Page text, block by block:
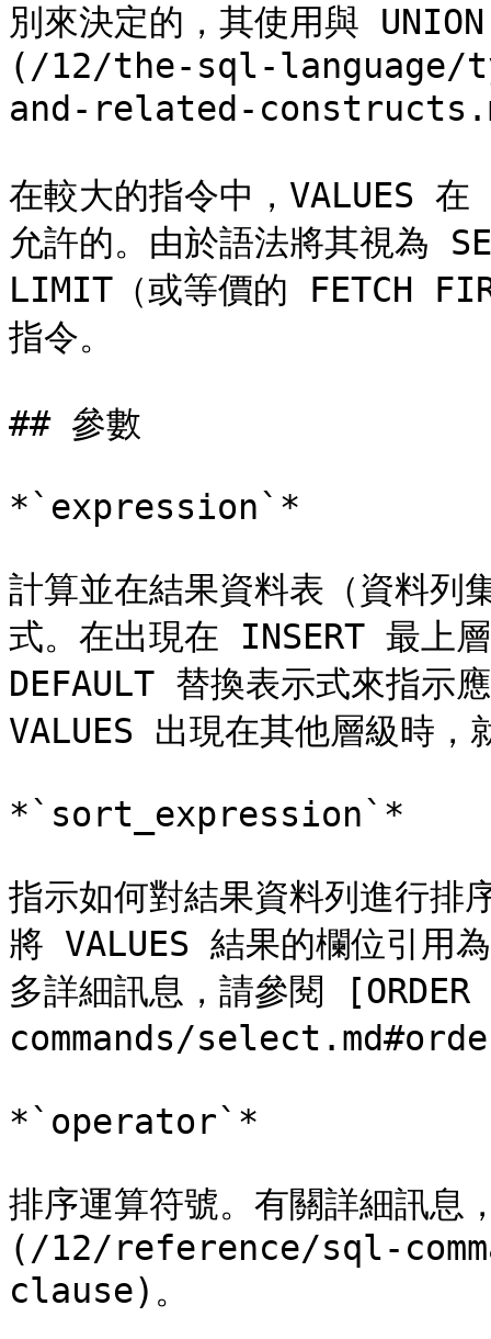
別來決定的，其使用與
(/12/the-sql-language/
and-related-
在較大的指令中，VALUES
允許的。由於語法將其視為
LIMIT（或等價的 FETCH
指令。
## 參數
*`expression`*
計算並在結果資料表（資料列
式。在出現在 INSERT 最上
DEFAULT 替換表示式來指示
VALUES 出現在其他層級時，
*`sort_expression`*
指示如何對結果資料列進行排
將 VALUES 結果的欄位引
多詳細訊息，請參閱
commands/
*`operator`*
排序運算符號。有關詳細訊
(/12/reference/sql-
clause)。